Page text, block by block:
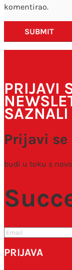
komentirao.
SUBMIT
PRIJAVI
SAZNALI
Prijavi se
budi u toku s
PRIJAVA